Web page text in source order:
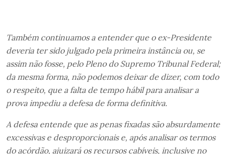
Também continuamos a entender que o ex-Presidente
deveria ter sido julgado pela primeira instância ou, se
assim não fosse, pelo Pleno do Supremo Tribunal Federal;
da mesma forma, não podemos deixar de dizer, com todo
o respeito, que a falta de tempo hábil para analisar a
prova impediu a defesa de forma definitiva.
A defesa entende que as penas fixadas são absurdamente
excessivas e desproporcionais e, após analisar os termos
do acórdão, ajuizará os recursos cabíveis, inclusive no